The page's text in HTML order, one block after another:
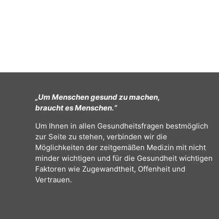
„Um Menschen gesund zu machen,
braucht es Menschen.“
Um Ihnen in allen Gesundheitsfragen bestmöglich
zur Seite zu stehen, verbinden wir die
Möglichkeiten der zeitgemäßen Medizin mit nicht
minder wichtigen und für die Gesundheit wichtigen
Faktoren wie Zugewandtheit, Offenheit und
Vertrauen.